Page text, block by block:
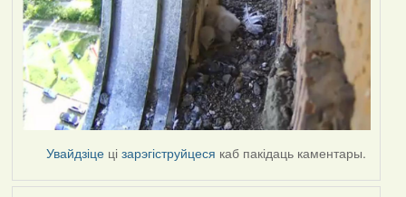
Увайдзіце цізарэгіструйцеся каб пакідаць каментары.